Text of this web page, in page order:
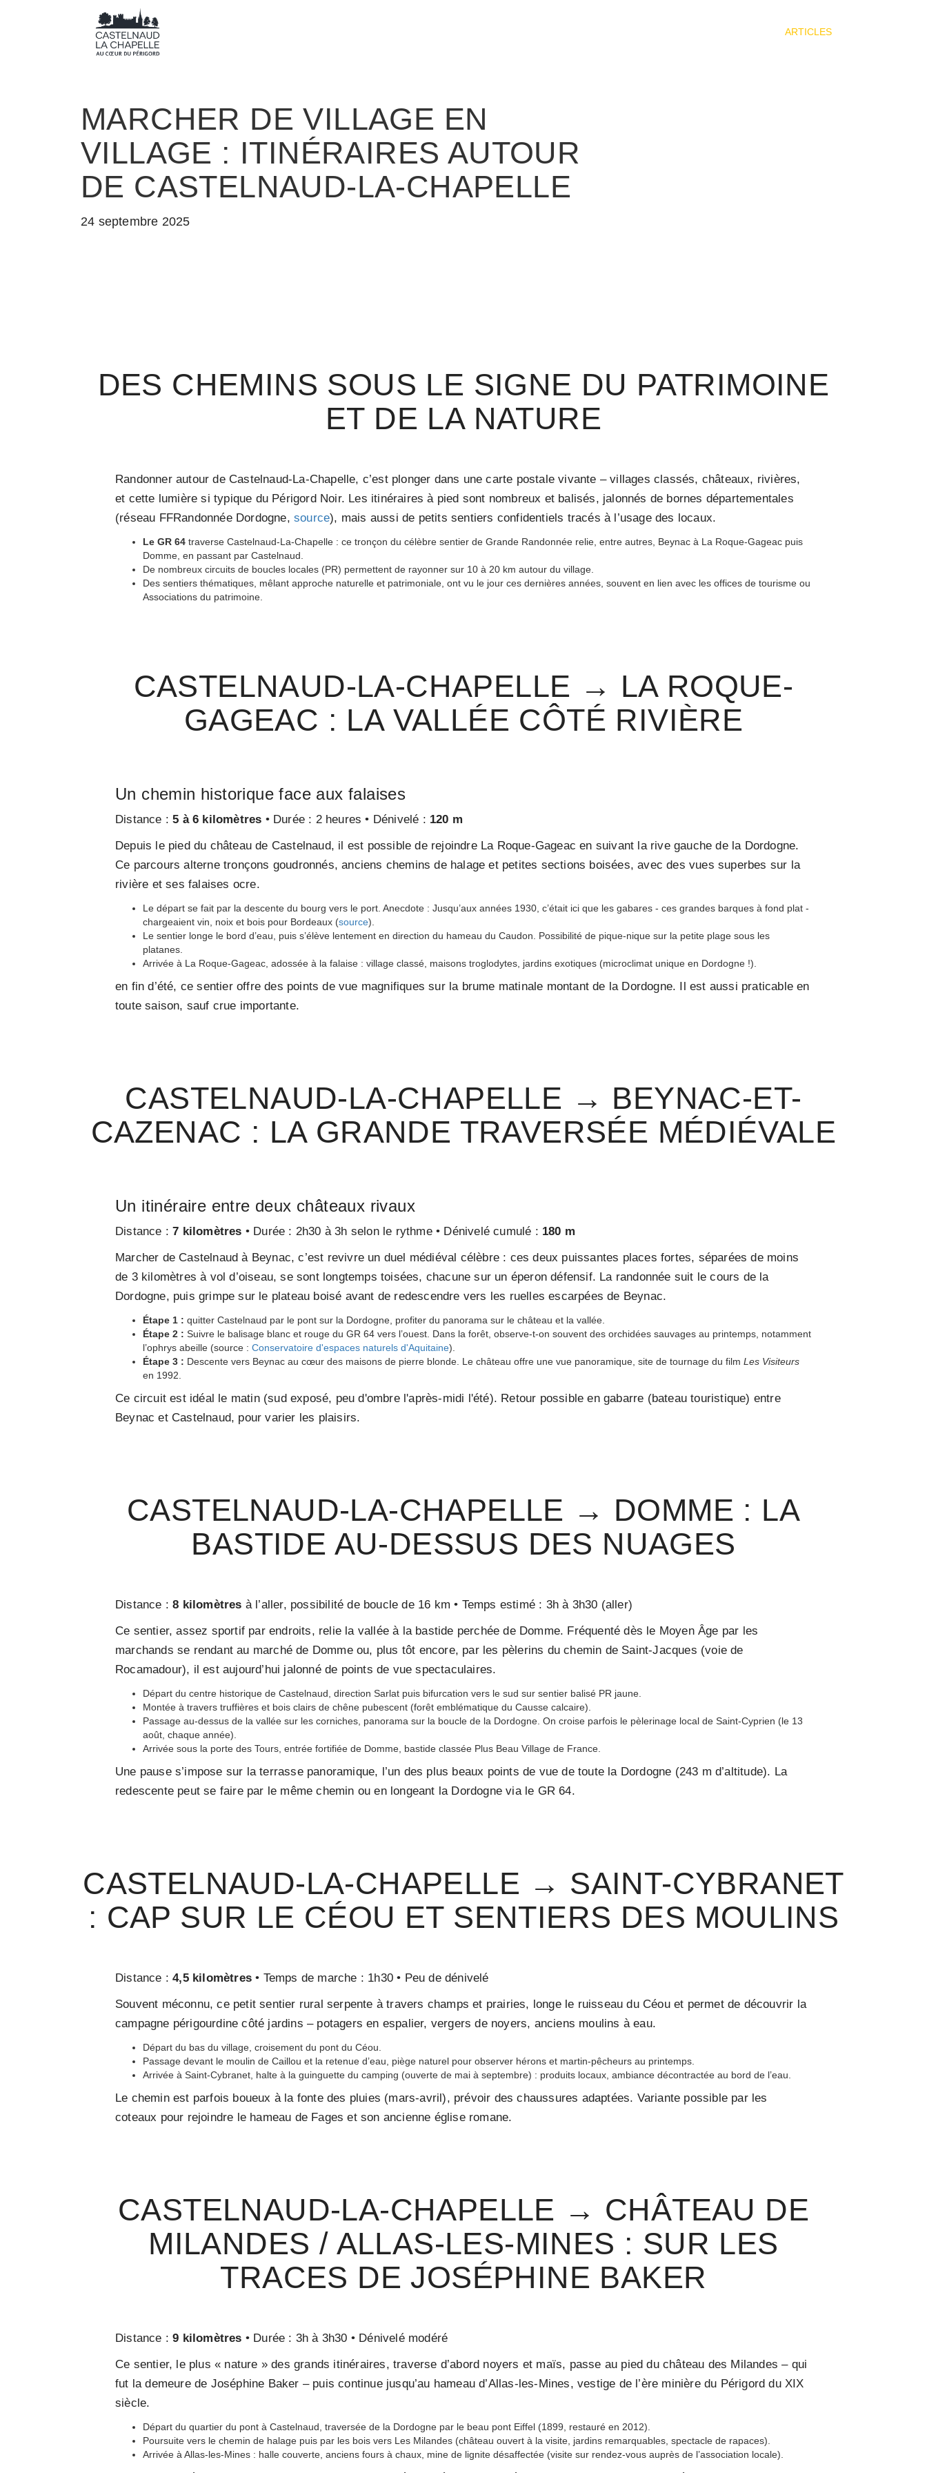
ARTICLES
MARCHER DE VILLAGE EN
VILLAGE : ITINÉRAIRES AUTOUR
DE CASTELNAUD-LA-CHAPELLE
24 septembre 2025
DES CHEMINS SOUS LE SIGNE DU PATRIMOINE
ET DE LA NATURE
Randonner autour de Castelnaud-La-Chapelle, c’est plonger dans une carte postale vivante – villages classés, châteaux, rivières,
et cette lumière si typique du Périgord Noir. Les itinéraires à pied sont nombreux et balisés, jalonnés de bornes départementales
(réseau FFRandonnée Dordogne, source), mais aussi de petits sentiers confidentiels tracés à l’usage des locaux.
Le GR 64 traverse Castelnaud-La-Chapelle : ce tronçon du célèbre sentier de Grande Randonnée relie, entre autres, Beynac à La Roque-Gageac puis
Domme, en passant par Castelnaud.
De nombreux circuits de boucles locales (PR) permettent de rayonner sur 10 à 20 km autour du village.
Des sentiers thématiques, mêlant approche naturelle et patrimoniale, ont vu le jour ces dernières années, souvent en lien avec les offices de tourisme ou
Associations du patrimoine.
CASTELNAUD-LA-CHAPELLE → LA ROQUE-
GAGEAC : LA VALLÉE CÔTÉ RIVIÈRE
Un chemin historique face aux falaises
Distance :5 à 6 kilomètres • Durée : 2 heures • Dénivelé : 120 m
Depuis le pied du château de Castelnaud, il est possible de rejoindre La Roque-Gageac en suivant la rive gauche de la Dordogne.
Ce parcours alterne tronçons goudronnés, anciens chemins de halage et petites sections boisées, avec des vues superbes sur la
rivière et ses falaises ocre.
Le départ se fait par la descente du bourg vers le port. Anecdote : Jusqu’aux années 1930, c’était ici que les gabares - ces grandes barques à fond plat -
chargeaient vin, noix et bois pour Bordeaux (source).
Le sentier longe le bord d’eau, puis s’élève lentement en direction du hameau du Caudon. Possibilité de pique-nique sur la petite plage sous les
platanes.
Arrivée à La Roque-Gageac, adossée à la falaise : village classé, maisons troglodytes, jardins exotiques (microclimat unique en Dordogne !).
en fin d’été, ce sentier offre des points de vue magnifiques sur la brume matinale montant de la Dordogne. Il est aussi praticable en
toute saison, sauf crue importante.
CASTELNAUD-LA-CHAPELLE → BEYNAC-ET-
CAZENAC : LA GRANDE TRAVERSÉE MÉDIÉVALE
Un itinéraire entre deux châteaux rivaux
Distance :7 kilomètres • Durée : 2h30 à 3h selon le rythme • Dénivelé cumulé : 180 m
Marcher de Castelnaud à Beynac, c’est revivre un duel médiéval célèbre : ces deux puissantes places fortes, séparées de moins
de 3 kilomètres à vol d’oiseau, se sont longtemps toisées, chacune sur un éperon défensif. La randonnée suit le cours de la
Dordogne, puis grimpe sur le plateau boisé avant de redescendre vers les ruelles escarpées de Beynac.
Étape 1 : quitter Castelnaud par le pont sur la Dordogne, profiter du panorama sur le château et la vallée.
Étape 2 : Suivre le balisage blanc et rouge du GR 64 vers l’ouest. Dans la forêt, observe-t-on souvent des orchidées sauvages au printemps, notamment
l’ophrys abeille (source : Conservatoire d'espaces naturels d'Aquitaine).
Étape 3 : Descente vers Beynac au cœur des maisons de pierre blonde. Le château offre une vue panoramique, site de tournage du film Les Visiteurs
en 1992.
Ce circuit est idéal le matin (sud exposé, peu d'ombre l'après-midi l'été). Retour possible en gabarre (bateau touristique) entre
Beynac et Castelnaud, pour varier les plaisirs.
CASTELNAUD-LA-CHAPELLE → DOMME : LA
BASTIDE AU-DESSUS DES NUAGES
Distance :8 kilomètres à l’aller, possibilité de boucle de 16 km • Temps estimé : 3h à 3h30 (aller)
Ce sentier, assez sportif par endroits, relie la vallée à la bastide perchée de Domme. Fréquenté dès le Moyen Âge par les
marchands se rendant au marché de Domme ou, plus tôt encore, par les pèlerins du chemin de Saint-Jacques (voie de
Rocamadour), il est aujourd’hui jalonné de points de vue spectaculaires.
Départ du centre historique de Castelnaud, direction Sarlat puis bifurcation vers le sud sur sentier balisé PR jaune.
Montée à travers truffières et bois clairs de chêne pubescent (forêt emblématique du Causse calcaire).
Passage au-dessus de la vallée sur les corniches, panorama sur la boucle de la Dordogne. On croise parfois le pèlerinage local de Saint-Cyprien (le 13
août, chaque année).
Arrivée sous la porte des Tours, entrée fortifiée de Domme, bastide classée Plus Beau Village de France.
Une pause s’impose sur la terrasse panoramique, l’un des plus beaux points de vue de toute la Dordogne (243 m d’altitude). La
redescente peut se faire par le même chemin ou en longeant la Dordogne via le GR 64.
CASTELNAUD-LA-CHAPELLE → SAINT-CYBRANET
: CAP SUR LE CÉOU ET SENTIERS DES MOULINS
Distance :4,5 kilomètres • Temps de marche : 1h30 • Peu de dénivelé
Souvent méconnu, ce petit sentier rural serpente à travers champs et prairies, longe le ruisseau du Céou et permet de découvrir la
campagne périgourdine côté jardins – potagers en espalier, vergers de noyers, anciens moulins à eau.
Départ du bas du village, croisement du pont du Céou.
Passage devant le moulin de Caillou et la retenue d’eau, piège naturel pour observer hérons et martin-pêcheurs au printemps.
Arrivée à Saint-Cybranet, halte à la guinguette du camping (ouverte de mai à septembre) : produits locaux, ambiance décontractée au bord de l’eau.
Le chemin est parfois boueux à la fonte des pluies (mars-avril), prévoir des chaussures adaptées. Variante possible par les
coteaux pour rejoindre le hameau de Fages et son ancienne église romane.
CASTELNAUD-LA-CHAPELLE → CHÂTEAU DE
MILANDES / ALLAS-LES-MINES : SUR LES
TRACES DE JOSÉPHINE BAKER
Distance :9 kilomètres • Durée : 3h à 3h30 • Dénivelé modéré
Ce sentier, le plus « nature » des grands itinéraires, traverse d’abord noyers et maïs, passe au pied du château des Milandes – qui
fut la demeure de Joséphine Baker – puis continue jusqu’au hameau d’Allas-les-Mines, vestige de l’ère minière du Périgord du XIX
siècle.
Départ du quartier du pont à Castelnaud, traversée de la Dordogne par le beau pont Eiffel (1899, restauré en 2012).
Poursuite vers le chemin de halage puis par les bois vers Les Milandes (château ouvert à la visite, jardins remarquables, spectacle de rapaces).
Arrivée à Allas-les-Mines : halle couverte, anciens fours à chaux, mine de lignite désaffectée (visite sur rendez-vous auprès de l’association locale).